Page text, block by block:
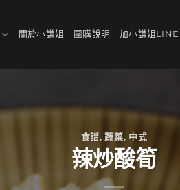
關於小謙姐 團購說明 加小謙姐LINE
食譜,蔬菜, 中式
辣炒酸筍